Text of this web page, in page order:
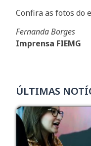
Confira as fotos do
Fernanda Borges
Imprensa FIEMG
ÚLTIMAS